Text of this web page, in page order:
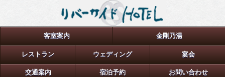
客室案内 金剛乃湯
レストラン ウェディング 宴会
交通案内 宿泊予約 お問い合わせ